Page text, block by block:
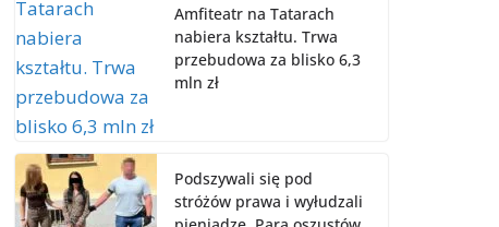
Amfiteatr na Tatarach
nabiera kształtu. Trwa
przebudowa za blisko 6,3
mln zł
Podszywali się pod
stróżów prawa i wyłudzali